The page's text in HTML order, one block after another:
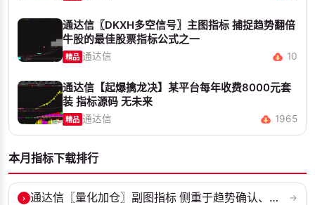
通达信〖DKXH多空信号〗主图指标 捕捉趋势翻倍
牛股的最佳股票指标公式之一
精品 通达信 10
通达信【起爆擒龙决】某平台每年收费8000元套
装 指标源码 无未来
精品 通达信 1965
本月指标下载排行
› 通达信〖量化加仓〗副图指标 侧重于趋势确认、量能配合与高低位反转信号... →